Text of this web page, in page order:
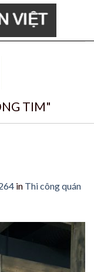
TIM"
in Thi công quán